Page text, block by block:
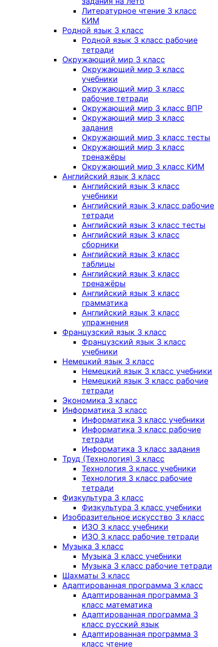
Литературное чтение 3 класс
КИМ
Родной язык 3 класс
Родной язык 3 класс рабочие
тетради
Окружающий мир 3 класс
Окружающий мир 3 класс
учебники
Окружающий мир 3 класс
рабочие тетради
Окружающий мир 3 класс ВПР
Окружающий мир 3 класс
задания
Окружающий мир 3 класс тесты
Окружающий мир 3 класс
тренажёры
Окружающий мир 3 класс КИМ
Английский язык 3 класс
Английский язык 3 класс
учебники
Английский язык 3 класс рабочие
тетради
Английский язык 3 класс тесты
Английский язык 3 класс
сборники
Английский язык 3 класс
таблицы
Английский язык 3 класс
тренажёры
Английский язык 3 класс
грамматика
Английский язык 3 класс
упражнения
Французский язык 3 класс
Французский язык 3 класс
учебники
Немецкий язык 3 класс
Немецкий язык 3 класс учебники
Немецкий язык 3 класс рабочие
тетради
Экономика 3 класс
Информатика 3 класс
Информатика 3 класс учебники
Информатика 3 класс рабочие
тетради
Информатика 3 класс задания
Труд (Технология) 3 класс
Технология 3 класс учебники
Технология 3 класс рабочие
тетради
Физкультура 3 класс
Физкультура 3 класс учебники
Изобразительное искусство 3 класс
ИЗО 3 класс учебники
ИЗО 3 класс рабочие тетради
Музыка 3 класс
Музыка 3 класс учебники
Музыка 3 класс рабочие тетради
Шахматы 3 класс
Адаптированная программа 3 класс
Адаптированная программа 3
класс математика
Адаптированная программа 3
класс русский язык
Адаптированная программа 3
класс чтение